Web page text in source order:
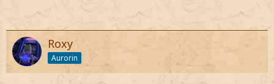
Roxy
Aurorin